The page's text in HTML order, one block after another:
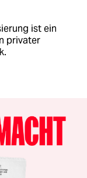
ist ein
privater